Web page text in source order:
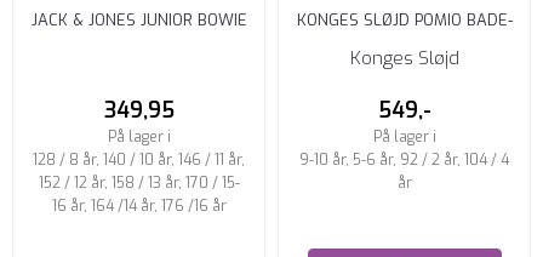
JACK & JONES JUNIOR BOWIE
349,95
På lager i
128 / 8 år, 140 / 10 år, 146 / 11 år,
152 / 12 år, 158 / 13 år, 170 / 15-
16 år, 164 /14 år, 176 /16 år
KONGES SLØJD POMIO BADE-
SHORTS KICK IT
Konges Sløjd
549,-
På lager i
9-10 år, 5-6 år, 92 / 2 år, 104 / 4
år